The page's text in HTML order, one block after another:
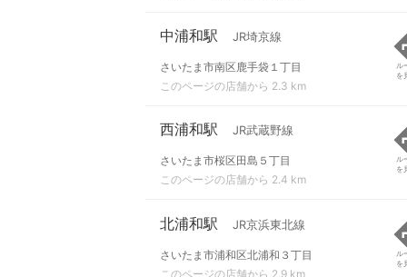
中浦和駅 JR埼京線
さいたま市南区鹿手袋１丁目
このページの店舗から 2.3 km
ル
を
西浦和駅 JR武蔵野線
さいたま市桜区田島５丁目
このページの店舗から 2.4 km
ル
を
北浦和駅 JR京浜東北線
さいたま市浦和区北浦和３丁目
このページの店舗から 2.9 km
ル
を